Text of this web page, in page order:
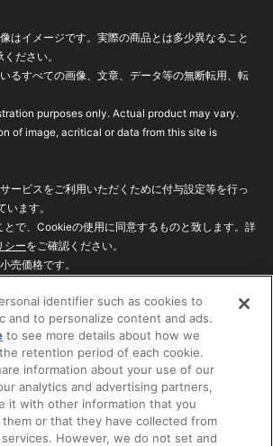
はイメージです。実際の商品とは多少異なること
ださい。
るすべての画像、文章、データ等の無断転用、転
purposes only. Actual product may vary.
of image, acritical or data from this site is
ービスをご利用いただくために付与設定等を行っ
ます。
で、Cookieの使用に同意するものと致します。詳
シーをご確認ください。
売価格です。
さい。
Do Not Sell or Share My
Personal Information
条件
ソーシャルメディアポリシー
お問い合わせ
identifier such as cookies to
and to personalize content and ads.
to see more details about how we
retention period of each cookie.
information about your use of our
analytics and advertising partners,
it with other information that you
or that they have collected from
However, we do not set and